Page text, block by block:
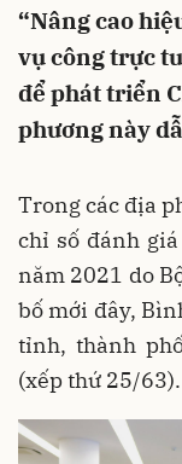
“Nâng cao
vụ công trực
để phát triển
phương này
Trong các địa
chỉ số đánh
năm 2021 do
bố mới đây,
tỉnh, thành
(xếp thứ 25/63).